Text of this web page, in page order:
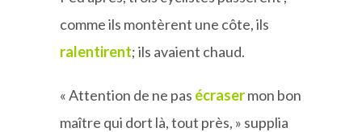
comme ils montèrent une côte, ils
ralentirent; ils avaient chaud.
« Attention de ne pas écrasermon bon
maître qui dort là, tout près, » supplia